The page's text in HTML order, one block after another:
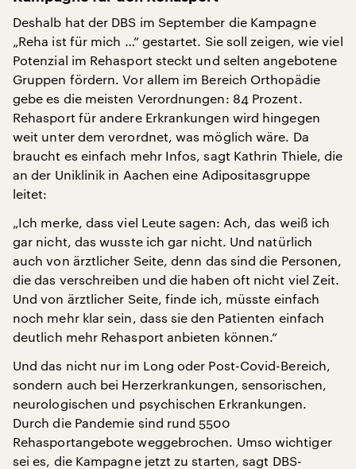
Deshalb hat der DBS im September die Kampagne
„Reha ist für mich …“ gestartet. Sie soll zeigen, wie viel
Potenzial im Rehasport steckt und selten angebotene
Gruppen fördern. Vor allem im Bereich Orthopädie
gebe es die meisten Verordnungen: 84 Prozent.
Rehasport für andere Erkrankungen wird hingegen
weit unter dem verordnet, was möglich wäre. Da
braucht es einfach mehr Infos, sagt Kathrin Thiele, die
an der Uniklinik in Aachen eine Adipositasgruppe
leitet:
„Ich merke, dass viel Leute sagen: Ach, das weiß ich
gar nicht, das wusste ich gar nicht. Und natürlich
auch von ärztlicher Seite, denn das sind die Personen,
die das verschreiben und die haben oft nicht viel Zeit.
Und von ärztlicher Seite, finde ich, müsste einfach
noch mehr klar sein, dass sie den Patienten einfach
deutlich mehr Rehasport anbieten können.“
Und das nicht nur im Long oder Post-Covid-Bereich,
sondern auch bei Herzerkrankungen, sensorischen,
neurologischen und psychischen Erkrankungen.
Durch die Pandemie sind rund 5500
Rehasportangebote weggebrochen. Umso wichtiger
sei es, die Kampagne jetzt zu starten, sagt DBS-